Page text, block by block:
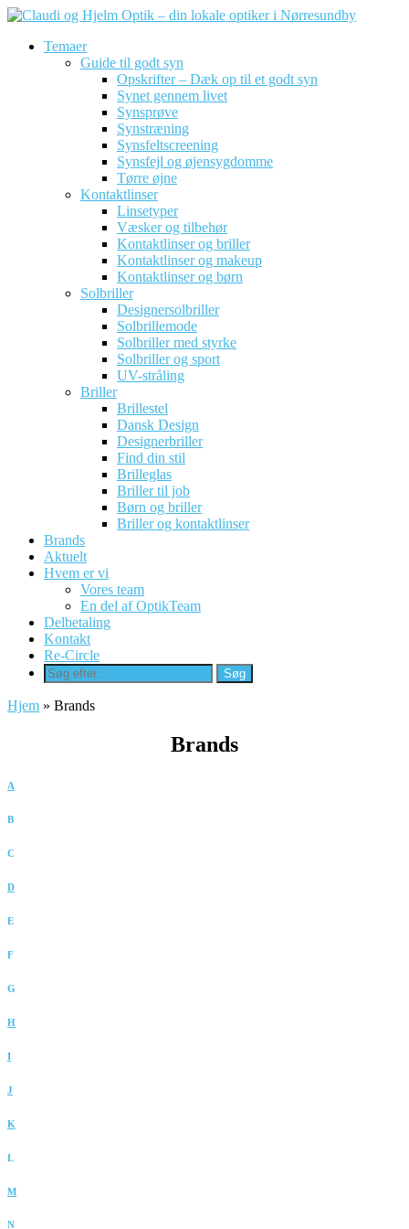
Temaer
Guide til godt syn
Opskrifter – Dæk op til et godt syn
Synet gennem livet
Synsprøve
Synstræning
Synsfeltscreening
Synsfejl og øjensygdomme
Tørre øjne
Kontaktlinser
Linsetyper
Væsker og tilbehør
Kontaktlinser og briller
Kontaktlinser og makeup
Kontaktlinser og børn
Solbriller
Designersolbriller
Solbrillemode
Solbriller med styrke
Solbriller og sport
UV-stråling
Briller
Brillestel
Dansk Design
Designerbriller
Find din stil
Brilleglas
Briller til job
Børn og briller
Briller og kontaktlinser
Brands
Aktuelt
Hvem er vi
Vores team
En del af OptikTeam
Delbetaling
Kontakt
Re-Circle
Hjem » Brands
Brands
A
B
C
D
E
F
G
H
I
J
K
L
M
N